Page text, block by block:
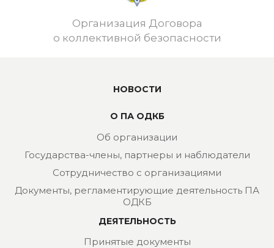
Организация Договора
о коллективной безопасности
НОВОСТИ
О ПА ОДКБ
Об организации
Государства-члены, партнеры и наблюдатели
Сотрудничество с организациями
Документы, регламентирующие деятельность ПА
ОДКБ
ДЕЯТЕЛЬНОСТЬ
Принятые документы